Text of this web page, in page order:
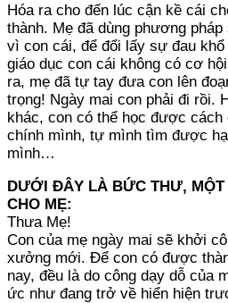
Hóa ra cho đến lúc cận kề cái
thành. Mẹ đã dùng phương
vì con cái, để đổi lấy sự đau
giáo dục con cái không có cơ
ra, mẹ đã tự tay đưa con lên
trọng! Ngày mai con phải đi rồi.
khác, con có thể học được
chính mình, tự mình tìm được
mình…
DƯỚI ĐÂY LÀ BỨC THƯ, MỘT
CHO MẸ:
Thưa Mẹ!
Con của mẹ ngày mai sẽ khởi
xưởng mới. Để con có được
nay, đều là do công dạy dỗ của
ức như đang trở về hiển hiện